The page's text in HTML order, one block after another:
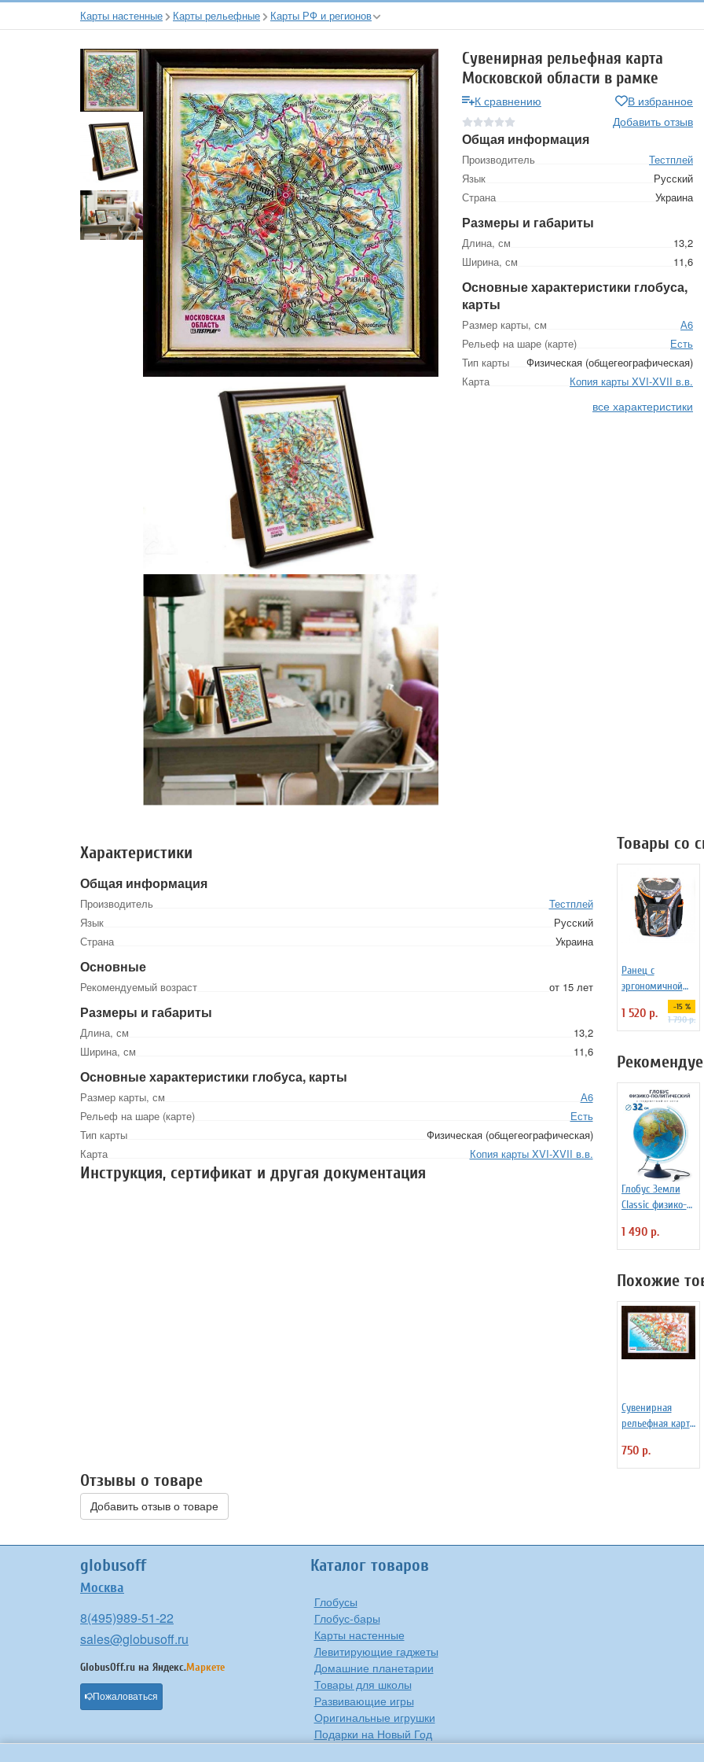
Карты настенные Карты рельефные Карты РФ и регионов
Сувенирная рельефная карта
Московской области в рамке
К сравнению
В избранное
Добавить отзыв
Общая информация
Производитель
Тестплей
Язык
Русский
Страна
Украина
Размеры и габариты
Длина, см
13,2
Ширина, см
11,6
Основные характеристики глобуса,
карты
Размер карты, см
А6
Рельеф на шаре (карте)
Есть
Тип карты
Физическая (общегеографическая)
Карта
Копия карты XVI-XVII в.в.
все характеристики
Характеристики
Общая информация
Производитель
Тестплей
Язык
Русский
Страна
Украина
Основные
Рекомендуемый возраст от 15 лет
Размеры и габариты
Длина, см
13,2
Ширина, см
11,6
Основные характеристики глобуса, карты
Размер карты, см
А6
Рельеф на шаре (карте)
Есть
Тип карты
Физическая (общегеографическая)
Карта
Копия карты XVI-XVII в.в.
Инструкция, сертификат и другая документация
Товары со
Ранец с
эргономичной
спинкой для
мальчика
"Супергерой"
1 520 р. -15 %
1 790 р.
Глобус Земли
Classic физико-
подсветкой d=32
см
1 490 р.
Похожие
Сувенирная
рельефная карта
750 р.
Отзывы о товаре
Добавить отзыв о товаре
globusoff
Москва
8(495)989-51-22
sales@globusoff.ru
GlobusOff.ru на Яндекс.Маркете
Пожаловаться
Каталог товаров
Глобусы
Глобус-бары
Карты настенные
Левитирующие гаджеты
Домашние планетарии
Товары для школы
Развивающие игры
Оригинальные игрушки
Подарки на Новый Год